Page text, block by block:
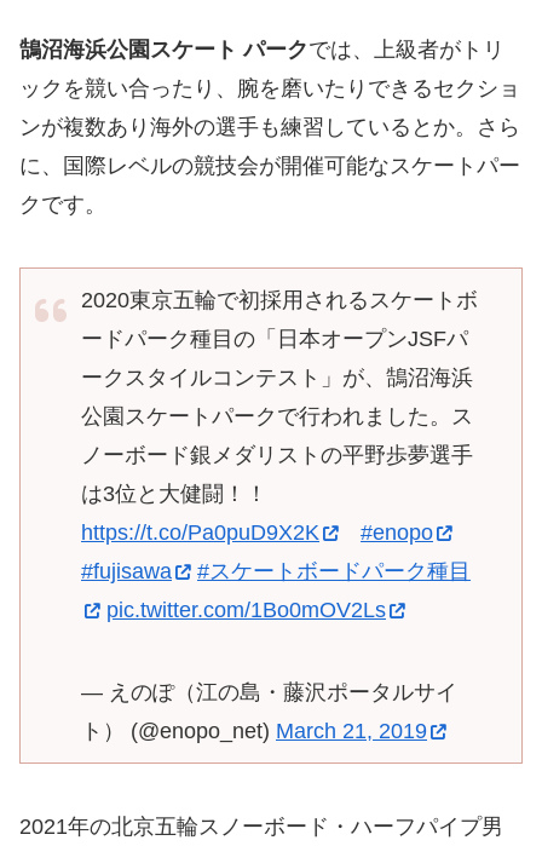
鵠沼海浜公園スケート パークでは、上級者がトリ
ックを競い合ったり、腕を磨いたりできるセクショ
ンが複数あり海外の選手も練習しているとか。さら
に、国際レベルの競技会が開催可能なスケートパー
クです。
2020東京五輪で初採用されるスケートボ
ードパーク種目の「日本オープンJSFパ
ークスタイルコンテスト」が、鵠沼海浜
公園スケートパークで行われました。ス
ノーボード銀メダリストの平野歩夢選手
は3位と大健闘！！
https://t.co/Pa0puD9X2K
#enopo
#fujisawa
#スケートボードパーク種目
pic.twitter.com/1Bo0mOV2Ls
— えのぽ（江の島・藤沢ポータルサイ
ト） (@enopo_net) March 21, 2019
2021年の北京五輪スノーボード・ハーフパイプ男